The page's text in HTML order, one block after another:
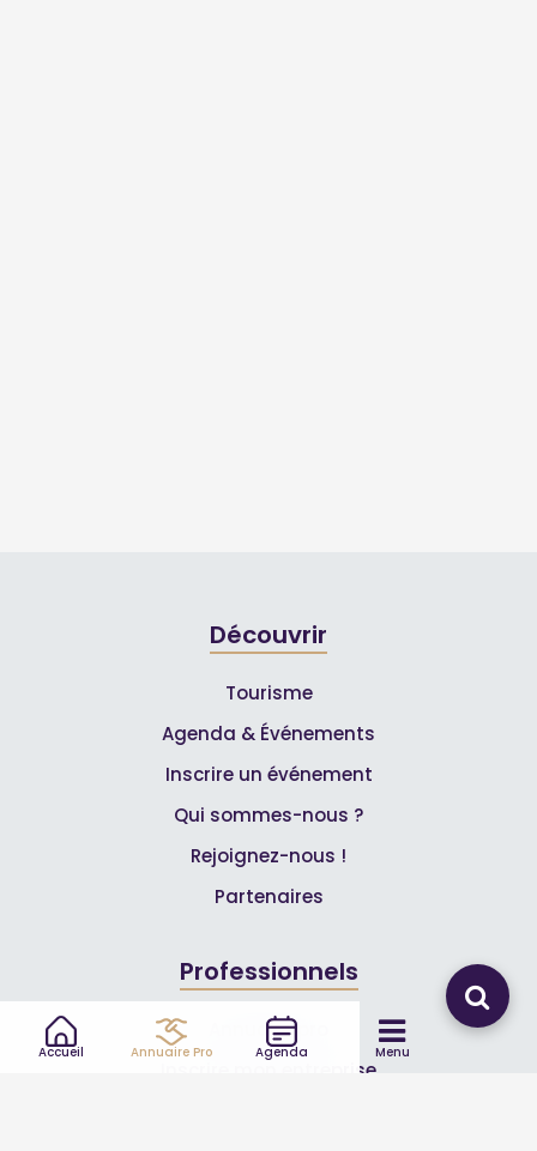
Accueil Annuaire Pro Agenda Menu
Découvrir
Tourisme
Agenda & Événements
Inscrire un événement
Qui sommes-nous ?
Rejoignez-nous !
Partenaires
Professionnels
Annuaire pro
Inscrire mon entreprise